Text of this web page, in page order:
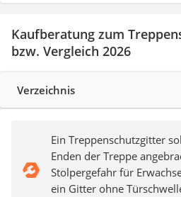
Kaufberatung zum
bzw. Vergleich 2026
Verzeichnis
Ein Treppenschutzgitter
Enden der Treppe
Stolpergefahr für
ein Gitter ohne